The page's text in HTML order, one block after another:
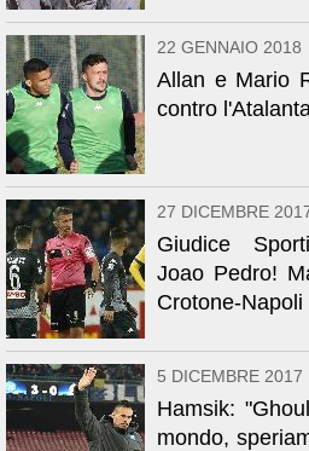
22 GENNAIO 2018
Allan e Mario
contro
27 DICEMBRE
Giudice
Joao Pedro!
Crotone-Napoli
5 DICEMBRE 2017
Hamsik:
mondo,